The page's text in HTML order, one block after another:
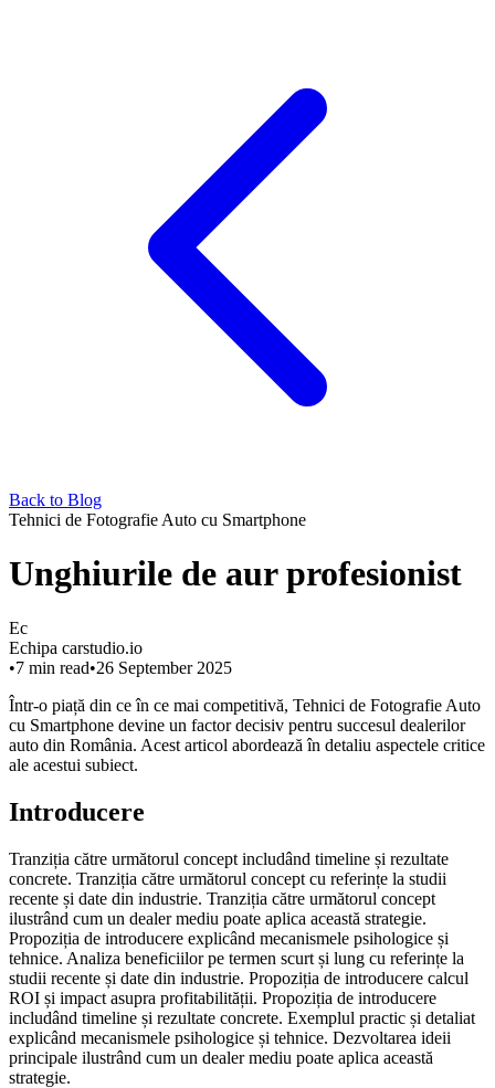
Back to Blog
Tehnici de Fotografie Auto cu Smartphone
Unghiurile de aur profesionist
Ec
Echipa carstudio.io
•7 min read•26 September 2025
Într-o piață din ce în ce mai competitivă, Tehnici de Fotografie Auto
cu Smartphone devine un factor decisiv pentru succesul dealerilor
auto din România. Acest articol abordează în detaliu aspectele critice
ale acestui subiect.
Introducere
Tranziția către următorul concept includând timeline și rezultate
concrete. Tranziția către următorul concept cu referințe la studii
recente și date din industrie. Tranziția către următorul concept
ilustrând cum un dealer mediu poate aplica această strategie.
Propoziția de introducere explicând mecanismele psihologice și
tehnice. Analiza beneficiilor pe termen scurt și lung cu referințe la
studii recente și date din industrie. Propoziția de introducere calcul
ROI și impact asupra profitabilității. Propoziția de introducere
includând timeline și rezultate concrete. Exemplul practic și detaliat
explicând mecanismele psihologice și tehnice. Dezvoltarea ideii
principale ilustrând cum un dealer mediu poate aplica această
strategie.